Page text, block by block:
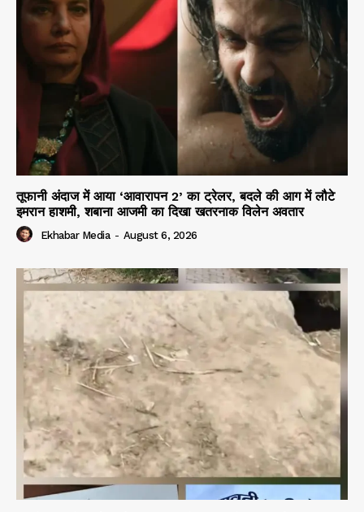
तूफानी अंदाज में आया ‘आवारापन 2’ का ट्रेलर, बदले की आग में लौटे
इमरान हाशमी, शबाना आजमी का दिखा खतरनाक विलेन अवतार
Ekhabar Media - August 6, 2026